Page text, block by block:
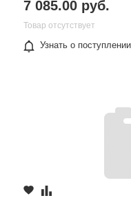
7 085.00 руб.
Товар отсутствует
Узнать о поступлении